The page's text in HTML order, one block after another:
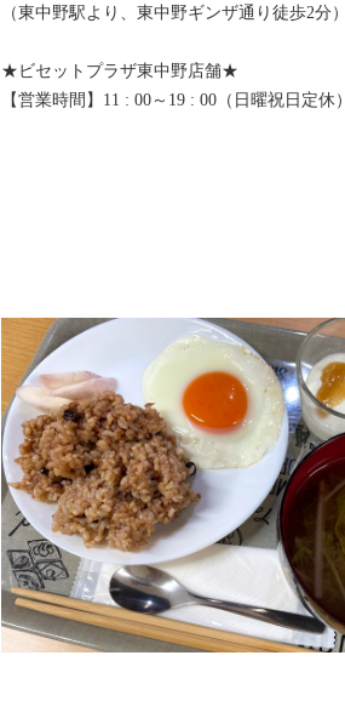
（東中野駅より、東中野ギンザ通り徒歩2分）
★ビセットプラザ東中野店舗★
【営業時間】11 : 00～19 : 00（日曜祝日定休）